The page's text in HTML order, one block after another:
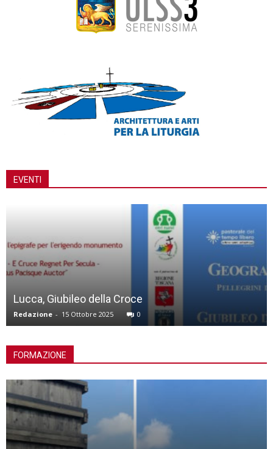
EVENTI
Lucca, Giubileo della Croce
Redazione - 15 Ottobre 2025 0
FORMAZIONE